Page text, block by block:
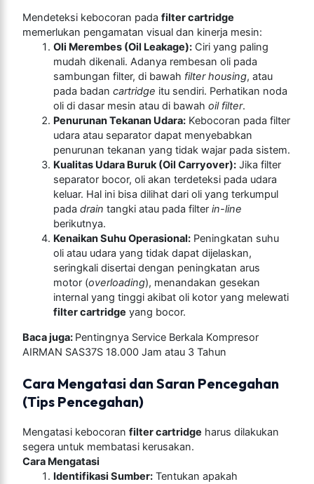
Mendeteksi kebocoran padafilter cartridge
memerlukan pengamatan visual dan kinerja mesin:
Oli Merembes (Oil Leakage): Ciri yang paling
mudah dikenali. Adanya rembesan oli pada
sambungan filter, di bawah filter housing, atau
pada badancartridge itu sendiri. Perhatikan noda
oli di dasar mesin atau di bawahoil filter.
Penurunan Tekanan Udara: Kebocoran pada filter
udara atau separator dapat menyebabkan
penurunan tekanan yang tidak wajar pada sistem.
Kualitas Udara Buruk (Oil Carryover): Jika filter
separator bocor, oli akan terdeteksi pada udara
keluar. Hal ini bisa dilihat dari oli yang terkumpul
padadrain tangki atau pada filterin-line
berikutnya.
Kenaikan Suhu Operasional: Peningkatan suhu
oli atau udara yang tidak dapat dijelaskan,
seringkali disertai dengan peningkatan arus
motor (overloading), menandakan gesekan
internal yang tinggi akibat oli kotor yang melewati
filter cartridge yang bocor.
Baca juga: Pentingnya Service Berkala Kompresor
AIRMAN SAS37S 18.000 Jam atau 3 Tahun
Cara Mengatasi dan Saran Pencegahan
(Tips Pencegahan)
Mengatasi kebocoranfilter cartridge harus dilakukan
segera untuk membatasi kerusakan.
Cara Mengatasi
Identifikasi Sumber: Tentukan apakah